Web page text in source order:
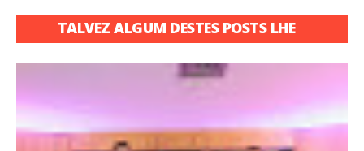
TALVEZ ALGUM DESTES POSTS LHE